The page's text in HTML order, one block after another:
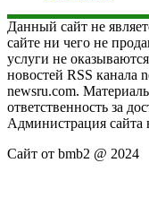
Данный сайт не
сайте ни чего не
услуги не
новостей RSS канала
newsru.com.
ответственность за
Администрация сайта
Сайт от bmb2 @ 2024